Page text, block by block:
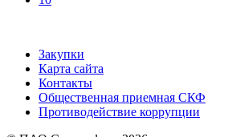
Закупки
Карта сайта
Контакты
Общественная приемная СКФ
Противодействие коррупции